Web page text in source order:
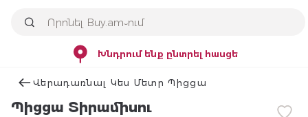
Խնդրում ենք ընտրել հասցե
Վերադառնալ Կես Մետր Պիցցա
Պիցցա Տիրամիսու